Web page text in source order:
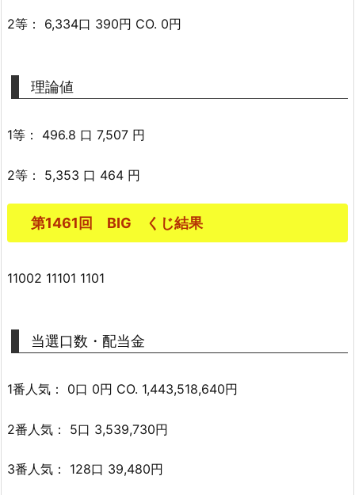
2等： 6,334口 390円 CO. 0円
理論値
1等： 496.8 口 7,507 円
2等： 5,353 口 464 円
第1461回 BIG くじ結果
11002 11101 1101
当選口数・配当金
1番人気： 0口 0円 CO. 1,443,518,640円
2番人気： 5口 3,539,730円
3番人気： 128口 39,480円